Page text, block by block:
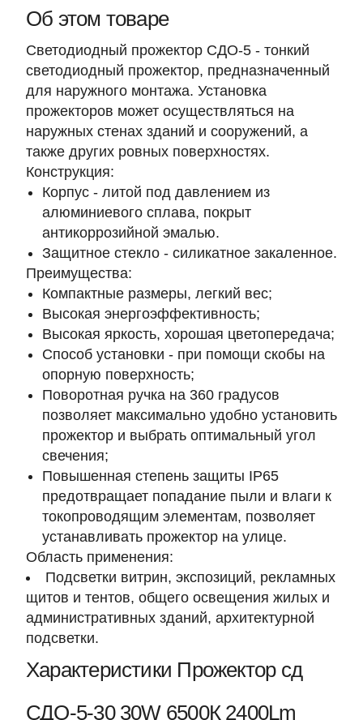
Об этом товаре
Светодиодный прожектор СДО-5 - тонкий
светодиодный прожектор, предназначенный
для наружного монтажа. Установка
прожекторов может осуществляться на
наружных стенах зданий и сооружений, а
также других ровных поверхностях.
Конструкция:
Корпус - литой под давлением из
алюминиевого сплава, покрыт
антикоррозийной эмалью.
Защитное стекло - силикатное закаленное.
Преимущества:
Компактные размеры, легкий вес;
Высокая энергоэффективность;
Высокая яркость, хорошая цветопередача;
Способ установки - при помощи скобы на
опорную поверхность;
Поворотная ручка на 360 градусов
позволяет максимально удобно установить
прожектор и выбрать оптимальный угол
свечения;
Повышенная степень защиты IP65
предотвращает попадание пыли и влаги к
токопроводящим элементам, позволяет
устанавливать прожектор на улице.
Область применения:
Подсветки витрин, экспозиций, рекламных
щитов и тентов, общего освещения жилых и
административных зданий, архитектурной
подсветки.
Характеристики Прожектор сд
СДО-5-30 30W 6500К 2400Lm